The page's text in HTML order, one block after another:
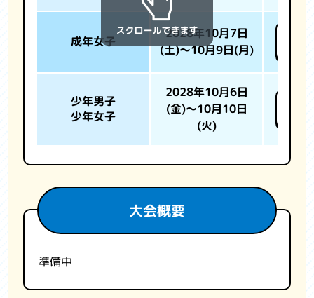
成年女子
2028年10月7日
(土)～10月9日(月)
少年男子
少年女子
2028年10月6日
(金)～10月10日
(火)
大会概要
準備中